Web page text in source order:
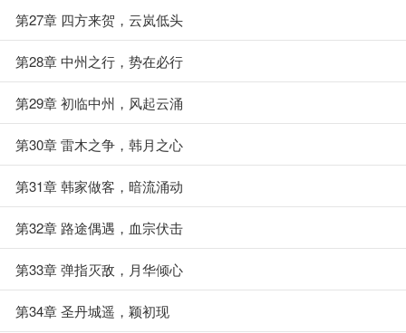
第27章 四方来贺，云岚低头
第28章 中州之行，势在必行
第29章 初临中州，风起云涌
第30章 雷木之争，韩月之心
第31章 韩家做客，暗流涌动
第32章 路途偶遇，血宗伏击
第33章 弹指灭敌，月华倾心
第34章 圣丹城遥，颖初现